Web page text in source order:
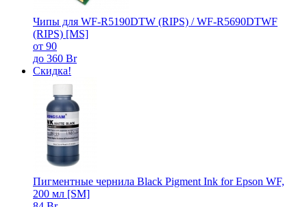
Чипы для WF-R5190DTW (RIPS) / WF-R5690DTWF
(RIPS) [MS]
от 90
до 360 Br
Скидка!
Пигментные чернила Black Pigment Ink for Epson WF,
200 мл [SM]